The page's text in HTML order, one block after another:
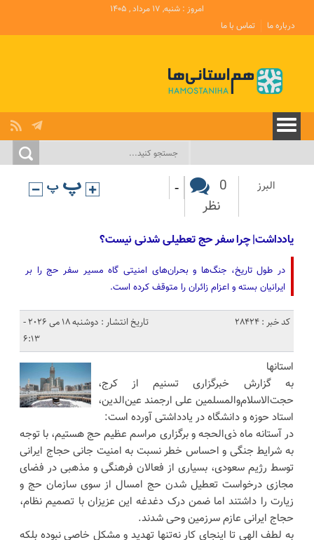
امروز : شنبه, ۱۷ مرداد , ۱۴۰۵
درباره ما
تماس با ما
البرز
0
نظر
-
یادداشت| چرا سفر حج تعطیلی شدنی نیست؟
در طول تاریخ، جنگ‌ها و بحران‌های امنیتی گاه مسیر سفر حج را بر
ایرانیان بسته و اعزام زائران را متوقف کرده است.
کد خبر : 28424
تاریخ انتشار : دوشنبه 18 می 2026 -
6:13
استانها
به گزارش خبرگزاری تسنیم از کرج،
حجت‌الاسلام‌والمسلمین علی ارجمند عین‌الدین،
استاد حوزه و دانشگاه در یادداشتی آورده است:
در آستانه ماه ذی‌الحجه و برگزاری مراسم عظیم حج هستیم، با توجه
به شرایط جنگی و احساس خطر نسبت به امنیت جانی حجاج ایرانی
توسط رژیم سعودی، بسیاری از فعالان فرهنگی و مذهبی در فضای
مجازی درخواست تعطیل شدن حج امسال از سوی سازمان حج و
زیارت را داشتند اما ضمن درک دغدغه این عزیزان با تصمیم نظام،
حجاج ایرانی عازم سرزمین وحی شدند.
به لطف الهی تا اینجای کار نه‌تنها تهدید و مشکل خاصی نبوده بلکه